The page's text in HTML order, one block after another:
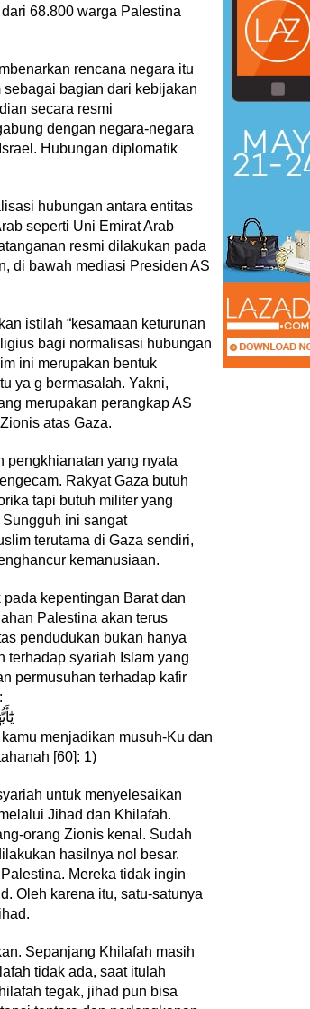
68.800 warga Palestina
rencana negara itu
bagian dari kebijakan
secara resmi
dengan negara-negara
Hubungan diplomatik
hubungan antara entitas
seperti Uni Emirat Arab
resmi dilakukan pada
di bawah mediasi Presiden AS
istilah “kesamaan keturunan
bagi normalisasi hubungan
ini merupakan bentuk
ya g bermasalah. Yakni,
merupakan perangkap AS
atas Gaza.
pengkhianatan yang nyata
Rakyat Gaza butuh
tapi butuh militer yang
ini sangat
terutama di Gaza sendiri,
kemanusiaan.
kepentingan Barat dan
Palestina akan terus
pendudukan bukan hanya
terhadap syariah Islam yang
permusuhan terhadap kafir
menjadikan musuh-Ku dan
[60]: 1)
untuk menyelesaikan
Jihad dan Khilafah.
orang Zionis kenal. Sudah
hasilnya nol besar.
Mereka tidak ingin
Oleh karena itu, satu-satunya
Sepanjang Khilafah masih
tidak ada, saat itulah
tegak, jihad pun bisa
dari
2026
AYIMUN 2026 Depok Resmi
Dibuka, Chandra: Ini Ruang
Di Akademia | 3 Agustus 2026
‎Bupati Dony Dorong Dewan
Kebudayaan Jadi Penggerak
…